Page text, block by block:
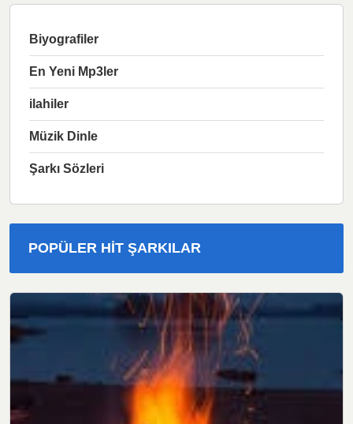
Biyografiler
En Yeni Mp3ler
ilahiler
Müzik Dinle
Şarkı Sözleri
POPÜLER HIT ŞARKILAR